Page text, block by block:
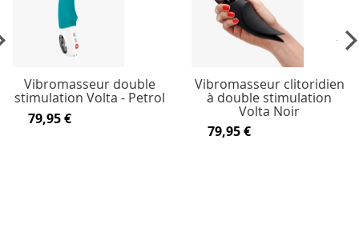
Vibromasseur double
stimulation Volta - Petrol
79,95 €
Vibromasseur clitoridien
à double stimulation
Volta Noir
79,95 €